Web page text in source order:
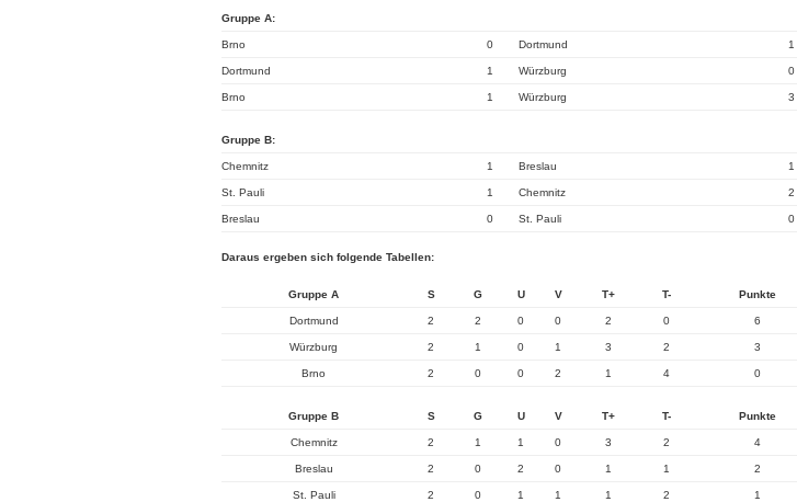
Gruppe A:
Brno 0 Dortmund 1
Dortmund 1 Würzburg 0
Brno 1 Würzburg 3
Gruppe B:
Chemnitz 1 Breslau 1
St. Pauli 1 Chemnitz 2
Breslau 0 St. Pauli 0
Daraus ergeben sich folgende Tabellen:
Gruppe A S G U V T+ T- Punkte
Dortmund 2 2 0 0 2 0 6
Würzburg 2 1 0 1 3 2 3
Brno 2 0 0 2 1 4 0
Gruppe B S G U V T+ T- Punkte
Chemnitz 2 1 1 0 3 2 4
Breslau 2 0 2 0 1 1 2
St. Pauli 2 0 1 1 1 2 1